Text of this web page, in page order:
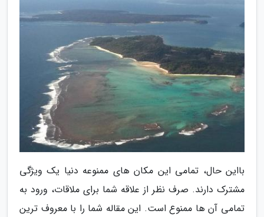
بااین حال، تمامی این مکان های ممنوعه دنیا یک ویژگی
مشترک دارند. صرف نظر از علاقه شما برای ملاقات، ورود به
تمامی آن ها ممنوع است. این مقاله شما را با معروف ترین